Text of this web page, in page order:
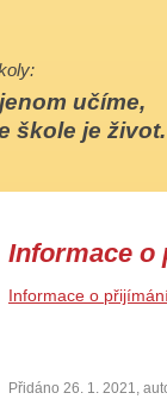
učíme,
škole je život.
Informace o
Informace o
Přidáno 26. 1. 2021,